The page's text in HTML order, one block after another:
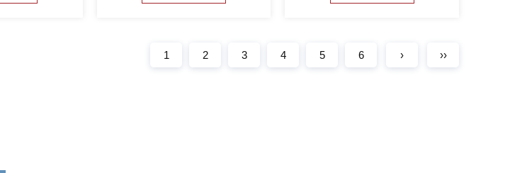
1 2 3 4 5 6 › ››